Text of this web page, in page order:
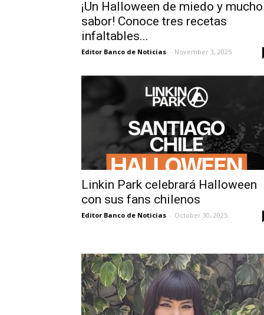
¡Un Halloween de miedo y mucho
sabor! Conoce tres recetas
infaltables...
Editor Banco de Noticias - November 3, 2025
Linkin Park celebrará Halloween
con sus fans chilenos
Editor Banco de Noticias - October 30, 2025